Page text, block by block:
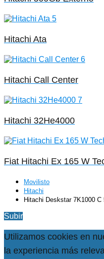
Hitachi Ata
Hitachi Call Center
Hitachi 32He4000
Fiat Hitachi Ex 165 W
Movilisto
Hitachi
Hitachi Deskstar 7K1000 C
Subir
Utilizamos cookies en
la experiencia más